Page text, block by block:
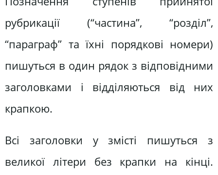
рубрикації (“частина”, “розділ”,
“параграф” та їхні порядкові номери)
пишуться в один рядок з відповідними
заголовками і відділяються від них
крапкою.
Всі заголовки у змісті пишуться з
великої літери без крапки на кінці.